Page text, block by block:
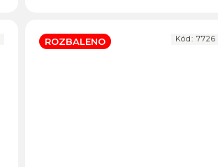
ROZBALENO Kód:7726